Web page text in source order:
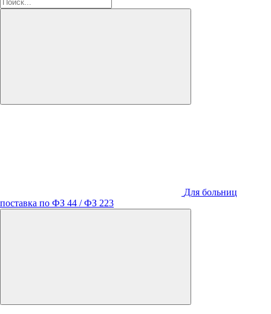
Для больниц
поставка по ФЗ 44 / ФЗ 223